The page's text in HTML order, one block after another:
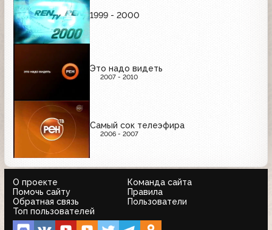
1999 - 2000
Это надо видеть
2007 - 2010
Самый сок телеэфира
2006 - 2007
О проекте
Команда сайта
Помочь сайту
Правила
Обратная связь
Пользователи
Топ пользователей